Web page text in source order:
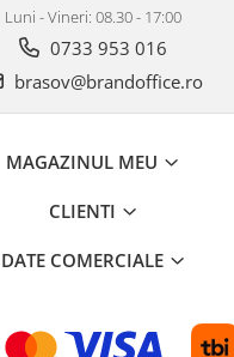
Luni - Vineri: 08.30 - 17:00
0733 953 016
brasov@brandoffice.ro
MAGAZINUL MEU
CLIENTI
DATE COMERCIALE